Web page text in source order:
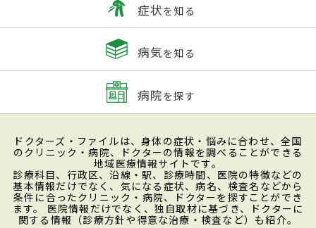
症状を知る
病気を知る
病院を探す
ドクターズ・ファイルは、身体の症状・悩みに合わせ、全国
のクリニック・病院、ドクターの情報を調べることができる
地域医療情報サイトです。
診療科目、行政区、沿線・駅、診療時間、医院の特徴などの
基本情報だけでなく、気になる症状、病名、検査名などから
条件に合ったクリニック・病院、ドクターを探すことができ
ます。 医院情報だけでなく、独自取材に基づき、ドクターに
関する情報（診療方針や得意な治療・検査など）も紹介。